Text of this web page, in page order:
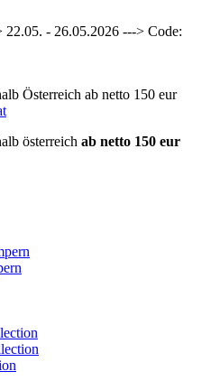
22.05. - 26.05.2026 ---> Code:
Österreich ab netto 150 eur
österreich ab netto 150 eur